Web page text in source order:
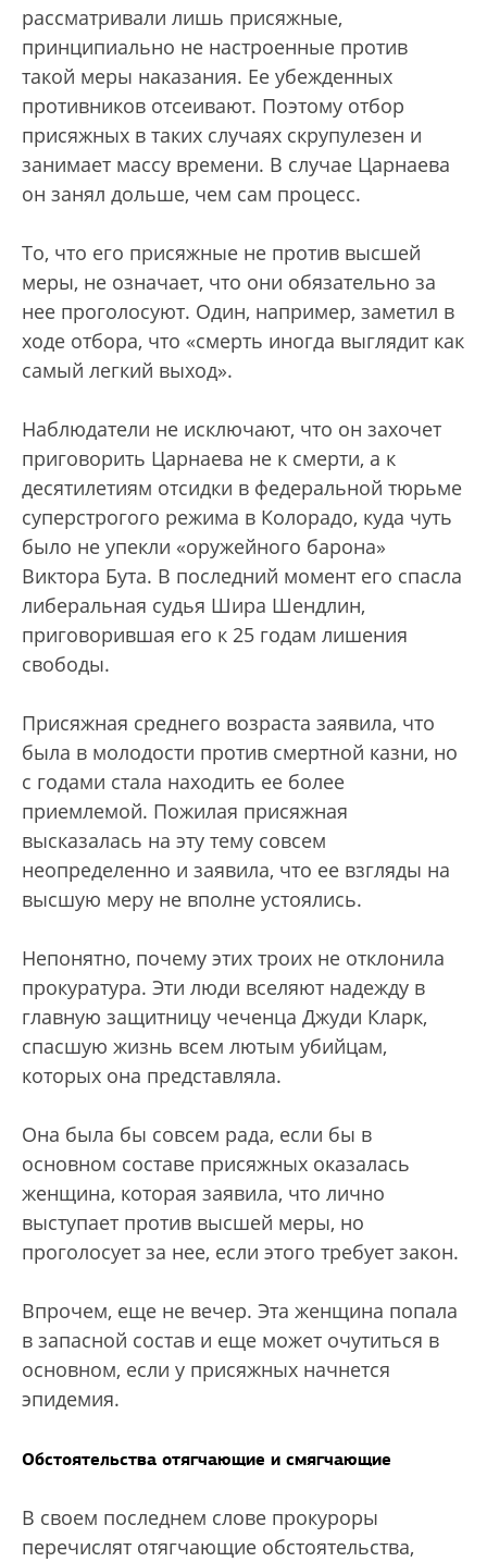
рассматривали лишь присяжные,
принципиально не настроенные против
такой меры наказания. Ее убежденных
противников отсеивают. Поэтому отбор
присяжных в таких случаях скрупулезен и
занимает массу времени. В случае Царнаева
он занял дольше, чем сам процесс.
То, что его присяжные не против высшей
меры, не означает, что они обязательно за
нее проголосуют. Один, например, заметил в
ходе отбора, что «смерть иногда выглядит как
самый легкий выход».
Наблюдатели не исключают, что он захочет
приговорить Царнаева не к смерти, а к
десятилетиям отсидки в федеральной тюрьме
суперстрогого режима в Колорадо, куда чуть
было не упекли «оружейного барона»
Виктора Бута. В последний момент его спасла
либеральная судья Шира Шендлин,
приговорившая его к 25 годам лишения
свободы.
Присяжная среднего возраста заявила, что
была в молодости против смертной казни, но
с годами стала находить ее более
приемлемой. Пожилая присяжная
высказалась на эту тему совсем
неопределенно и заявила, что ее взгляды на
высшую меру не вполне устоялись.
Непонятно, почему этих троих не отклонила
прокуратура. Эти люди вселяют надежду в
главную защитницу чеченца Джуди Кларк,
спасшую жизнь всем лютым убийцам,
которых она представляла.
Она была бы совсем рада, если бы в
основном составе присяжных оказалась
женщина, которая заявила, что лично
выступает против высшей меры, но
проголосует за нее, если этого требует закон.
Впрочем, еще не вечер. Эта женщина попала
в запасной состав и еще может очутиться в
основном, если у присяжных начнется
эпидемия.
Обстоятельства отягчающие и смягчающие
В своем последнем слове прокуроры
перечислят отягчающие обстоятельства,